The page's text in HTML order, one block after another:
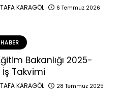
KARAGÖL 6 Temmuz 2026
Bakanlığı 2025-
İş Takvimi
KARAGÖL 28 Temmuz 2025